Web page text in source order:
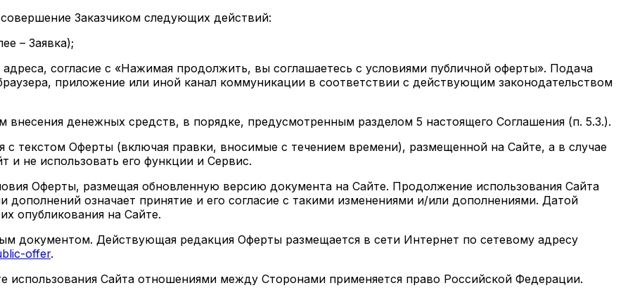
Заказчиком следующих действий:
– Заявка);
согласие с «Нажимая продолжить, вы соглашаетесь с условиями публичной оферты». Подача
приложение или иной канал коммуникации в соответствии с действующим законодательством
внесения денежных средств, в порядке, предусмотренным разделом 5 настоящего Соглашения (п. 5.3.).
с текстом Оферты (включая правки, вносимые с течением времени), размещенной на Сайте, а в случае
и не использовать его функции и Сервис.
Оферты, размещая обновленную версию документа на Сайте. Продолжение использования Сайта
дополнений означает принятие и его согласие с такими изменениями и/или дополнениями. Датой
опубликования на Сайте.
документом. Действующая редакция Оферты размещается в сети Интернет по сетевому адресу
offer.
использования Сайта отношениями между Сторонами применяется право Российской Федерации.